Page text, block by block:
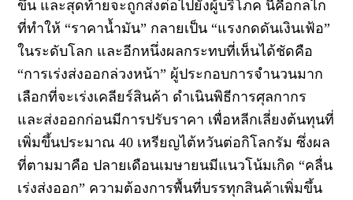
ขึ้น และสุดท้ายจะถูกส่งต่อไปยังผู้บริโภค นี่คือกลไก
ที่ทำให้ “ราคาน้ำมัน” กลายเป็น “แรงกดดันเงินเฟ้อ”
ในระดับโลก และอีกหนึ่งผลกระทบที่เห็นได้ชัดคือ
“การเร่งส่งออกล่วงหน้า” ผู้ประกอบการจำนวนมาก
เลือกที่จะเร่งเคลียร์สินค้า ดำเนินพิธีการศุลกากร
และส่งออกก่อนมีการปรับราคา เพื่อหลีกเลี่ยงต้นทุนที่
เพิ่มขึ้นประมาณ 40 เหรียญไต้หวันต่อกิโลกรัม ซึ่งผล
ที่ตามมาคือ ปลายเดือนเมษายนมีแนวโน้มเกิด “คลื่น
เร่งส่งออก” ความต้องการพื้นที่บรรทุกสินค้าเพิ่มขึ้น